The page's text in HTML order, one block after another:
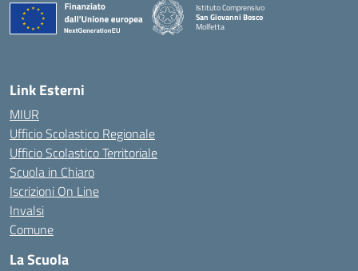
Istituto Comprensivo
San Giovanni Bosco
Molfetta
Link Esterni
MIUR
Ufficio Scolastico Regionale
Ufficio Scolastico Territoriale
Scuola in Chiaro
Iscrizioni On Line
Invalsi
Comune
La Scuola